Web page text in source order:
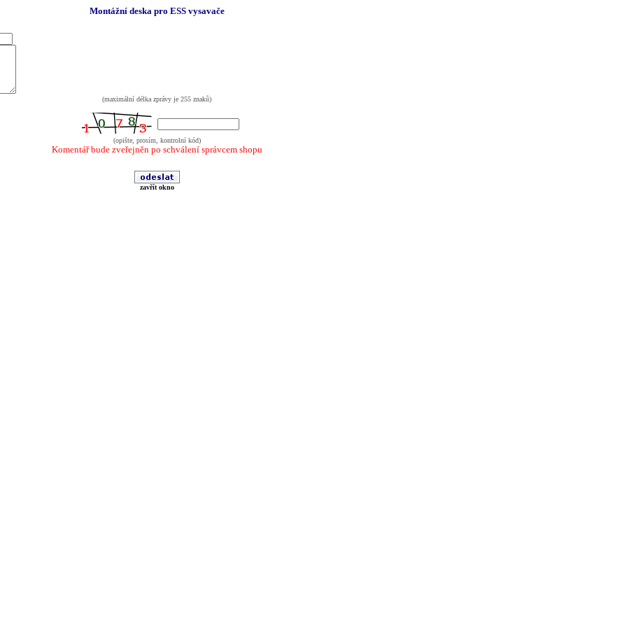
Montážní deska pro ESS vysavače
(maximální délka zprávy je 255 znaků)
(opište, prosím, kontrolní kód)
Komentář bude zveřejněn po schválení správcem shopu
zavřít okno